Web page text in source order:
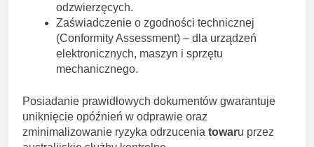
odzwierzęcych.
Zaświadczenie o zgodności technicznej
(Conformity Assessment) – dla urządzeń
elektronicznych, maszyn i sprzętu
mechanicznego.
Posiadanie prawidłowych dokumentów gwarantuje
uniknięcie opóźnień w odprawie oraz
zminimalizowanie ryzyka odrzucenia towaru przez